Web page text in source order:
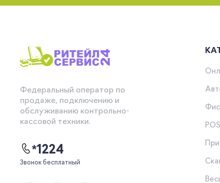
Федеральный оператор по
продаже, подключению и
обслуживанию контрольно-
кассовой техники.
*1224
Звонок бесплатный